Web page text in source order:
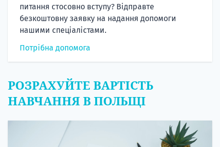
питання стосовно вступу? Відправте
безкоштовну заявку на надання допомоги
нашими спеціалістами.
Потрібна допомога
РОЗРАХУЙТЕ ВАРТІСТЬ
НАВЧАННЯ В ПОЛЬЩІ